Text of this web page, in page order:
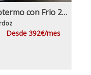
Volkswagen Caddy Cargo Isotermo con Frio 2.0Tdi 102Cv Nuevo Modelo IVA y Garantía Inc Nacional
Desde 392€/mes